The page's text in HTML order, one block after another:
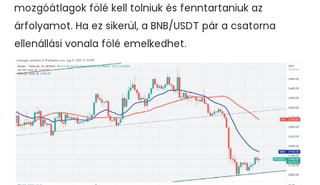
mozgóátlagok fölé kell tolniuk és fenntartaniuk az
árfolyamot. Ha ez sikerül, a BNB/USDT pár a csatorna
ellenállási vonala fölé emelkedhet.